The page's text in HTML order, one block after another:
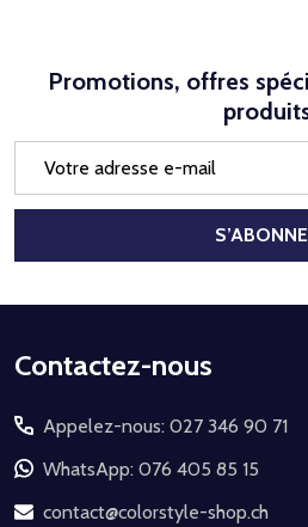
Promotions, offres
mail
Début
pied
de
page
Contactez-nous
Appelez-nous: 027 346 90 71
WhatsApp: 076 405 85 15
contact@colorstyle-shop.ch